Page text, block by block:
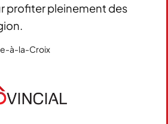
profiter pleinement des
à-la-Croix